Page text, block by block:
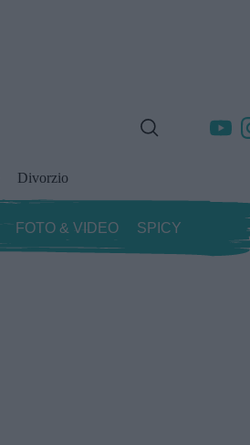
Divorzio
FOTO & VIDEO SPICY